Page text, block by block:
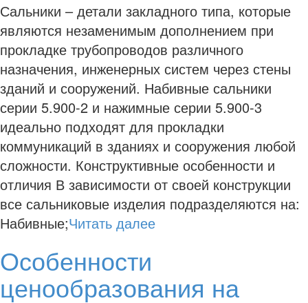
Сальники – детали закладного типа, которые
являются незаменимым дополнением при
прокладке трубопроводов различного
назначения, инженерных систем через стены
зданий и сооружений. Набивные сальники
серии 5.900-2 и нажимные серии 5.900-3
идеально подходят для прокладки
коммуникаций в зданиях и сооружения любой
сложности. Конструктивные особенности и
отличия В зависимости от своей конструкции
все сальниковые изделия подразделяются на:
Набивные;Читать далее
Особенности
ценообразования на